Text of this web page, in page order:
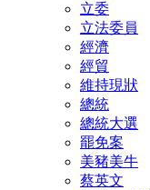
立委
立法委員
經濟
經貿
維持現狀
總統
總統大選
罷免案
美豬美牛
蔡英文